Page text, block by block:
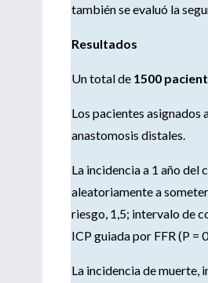
también se evaluó la
Resultados
Un total de 1500
Los pacientes asignados
anastomosis distales.
La incidencia a 1 año
aleatoriamente a
riesgo, 1,5; intervalo de
ICP guiada por FFR (P =
La incidencia de muerte,